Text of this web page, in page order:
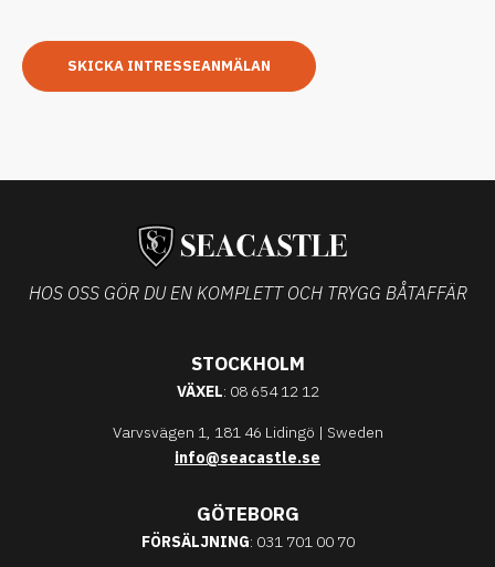
SKICKA INTRESSEANMÄLAN
HOS OSS GÖR DU EN KOMPLETT OCH TRYGG BÅTAFFÄR
STOCKHOLM
VÄXEL: 08 654 12 12
Varvsvägen 1, 181 46 Lidingö | Sweden
info@seacastle.se
GÖTEBORG
FÖRSÄLJNING: 031 701 00 70